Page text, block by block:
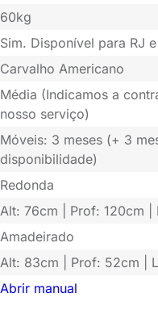
60kg
Sim. Disponível para RJ
Carvalho Americano
Média (Indicamos a
nosso serviço)
Móveis: 3 meses (+ 3
disponibilidade)
Redonda
Alt: 76cm | Prof: 120cm |
Amadeirado
Alt: 83cm | Prof: 52cm |
Abrir manual